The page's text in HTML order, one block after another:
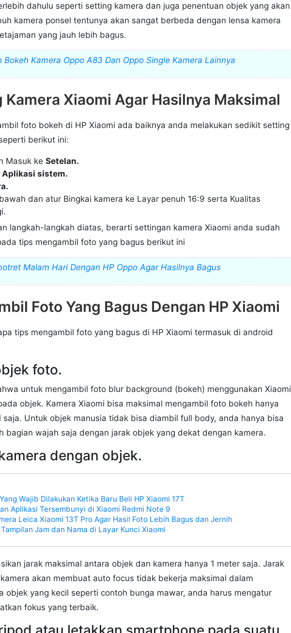
dahulu seperti setting kamera dan juga penentuan objek yang akan
kamera ponsel tentunya akan sangat berbeda dengan lensa kamera
yang jauh lebih bagus.
Bokeh Kamera Oppo A83 Dan Oppo Single Kamera Lainnya
Kamera Xiaomi Agar Hasilnya Maksimal
foto bokeh di HP Xiaomi ada baiknya anda melakukan sedikit setting
berikut ini:
Masuk ke Setelan.
Aplikasi sistem.
dan atur Bingkai kamera ke Layar penuh 16:9 serta Kualitas
langkah-langkah diatas, berarti settingan kamera Xiaomi anda sudah
tips mengambil foto yang bagus berikut ini
Malam Hari Dengan HP Oppo Agar Hasilnya Bagus
Foto Yang Bagus Dengan HP Xiaomi
tips mengambil foto yang bagus di HP Xiaomi termasuk di android
foto.
untuk mengambil foto blur background (bokeh) menggunakan Xiaomi
objek. Kamera Xiaomi bisa maksimal mengambil foto bokeh hanya
saja. Untuk objek manusia tidak bisa diambil full body, anda hanya bisa
bagian wajah saja dengan jarak objek yang dekat dengan kamera.
dengan objek.
Wajib Dilakukan Ketika Baru Beli HP Xiaomi 17T
Aplikasi Tersembunyi di Xiaomi Redmi Note 9
Leica Xiaomi 13T Pro Agar Hasil Foto Lebih Bagus dan Jernih
Jam dan Nama di Layar Kunci Xiaomi
jarak maksimal antara objek dan kamera hanya 1 meter saja. Jarak
akan membuat auto focus tidak bekerja maksimal dalam
objek yang kecil seperti contoh bunga mawar, anda harus mengatur
fokus yang terbaik.